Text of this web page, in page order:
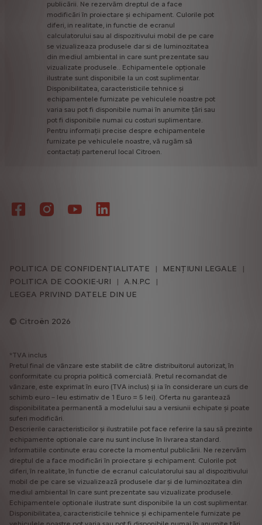
publicării. Ne rezervăm dreptul de a face
modificări în proiectare și echipament. Culorile pot
diferi, in realitate, in functie de ecranul
calculatorului sau al dispozitivului mobil de pe care
se vizualizeaza produsele dar si de luminozitatea
din mediul ambiental in care sunt prezentate sau
vizualizate produsele.. Echipamentele opționale
ilustrate sunt disponibile la un cost suplimentar.
Disponibilitatea, caracteristicile tehnice și
echipamentele furnizate pe vehiculele noastre pot
varia sau pot fi disponibile numai în anumite țări sau
pot fi disponibile numai cu costuri suplimentare.
Pentru informații precise despre echipamentele
furnizate pe vehiculele noastre, vă rugăm să
contactați partenerul local Citroen.
Citroën 2026
POLITICA DE CONFIDENȚIALITATE
MENȚIUNI LEGALE
POLITICA DE COOKIE-URI
A.N.P.C
LEGEA PRIVIND DATELE DIN UE
*TVA inclus
Pretul final de vânzare este stabilit de către distribuitorul autorizat, în
conformitate cu propria politică comercială. Pretul recomandat de
vânzare, este exprimat în euro (TVA inclus) și ia în considerare un curs de
schimb euro – leu estimativ de 1 Euro = 5 lei). Oferta nu garantează
disponibilitatea permanentă a modelului sau a versiunii echipate și poate
suferi modificări.
Descrierile caracteristicilor și ilustratiile pot face referire la sau să prezinte
echipamente optionale care nu sunt incluse în livrarea standard.
Informatiile continute erau corecte la momentul publicării. Ne rezervăm
dreptul de a face modificări în proiectare și echipament. Culorile pot
diferi, în realitate, în functie de ecranul calculatorului sau al dispozitivului
mobil de pe care se vizualizează produsele dar și de luminozitatea din
mediul ambiental în care sunt prezentate sau vizualizate produsele.
Echipamentele optionale ilustrate sunt disponibile la un cost suplimentar.
Disponibilitatea, caracteristicile tehnice și echipamentele furnizate pe